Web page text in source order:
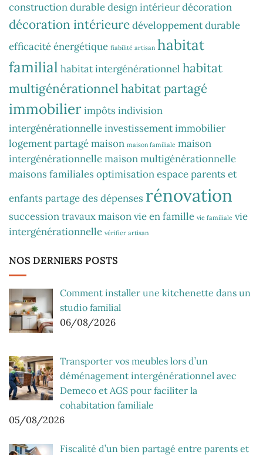
construction durabledesign intérieurdécoration
décoration intérieuredéveloppement durable
efficacité énergétique fiabilité artisan habitat
familial habitat intergénérationnel habitat
multigénérationnelhabitat partagé
immobilierimpôts indivision
intergénérationnelleinvestissement immobilier
logement partagémaison maison familiale maison
intergénérationnellemaison multigénérationnelle
maisons familiales optimisation espaceparents et
enfants partage des dépenses rénovation
successiontravaux maisonvie en famille vie familiale vie
intergénérationnelle vérifier artisan
NOS DERNIERS POSTS
Comment installer une kitchenette dans un
studio familial
06/08/2026
Transporter vos meubles lors d’un
déménagement intergénérationnel avec
Demeco et AGS pour faciliter la
cohabitation familiale
05/08/2026
Fiscalité d’un bien partagé entre parents et